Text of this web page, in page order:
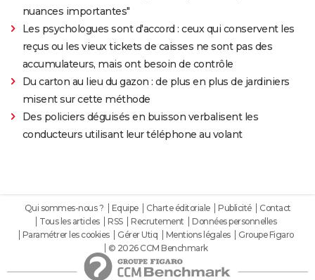
nuances importantes"
Les psychologues sont d'accord : ceux qui conservent les
reçus ou les vieux tickets de caisses ne sont pas des
accumulateurs, mais ont besoin de contrôle
Du carton au lieu du gazon : de plus en plus de jardiniers
misent sur cette méthode
Des policiers déguisés en buisson verbalisent les
conducteurs utilisant leur téléphone au volant
Qui sommes-nous ? Equipe Charte éditoriale Publicité
Contact
Tous les articles
RSS Recrutement
Données personnelles
Paramétrer les cookies
Gérer Utiq Mentions légales
Groupe Figaro
© 2026 CCM Benchmark